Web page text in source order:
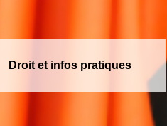
Droit et infos pratiques